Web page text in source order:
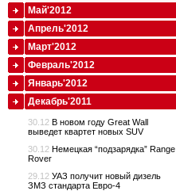
Май'2012
Апрель'2012
Март'2012
Февраль'2012
Январь'2012
Декабрь'2011
30.12 В новом году Great Wall
выведет квартет новых SUV
30.12 Немецкая “подзарядка” Range
Rover
29.12 УАЗ получит новый дизель
ЗМЗ стандарта Евро-4